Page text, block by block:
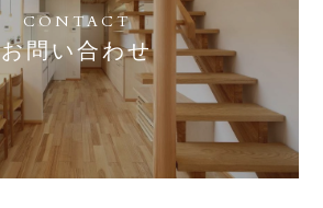
CONTACT
お問い合わせ